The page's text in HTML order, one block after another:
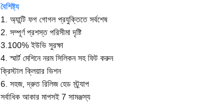
বৈশিষ্ট্য
1. অ্যান্টি ফগ গোগল প্রযুক্তিতে সর্বশেষ
2. সম্পূর্ণ প্রশস্ত পরিসীমা দৃষ্টি
3.100% ইউভি সুরক্ষা
4. স্মার্ট মেশিনে নরম সিলিকন সহ ফিট করুন
ক্রিস্টাল ক্লিয়ার ভিশন
6. সহজ, দ্রুত রিলিজ হেড স্ট্র্যাপ
সর্বাধিক আকার মাপসই 7 সামঞ্জস্য